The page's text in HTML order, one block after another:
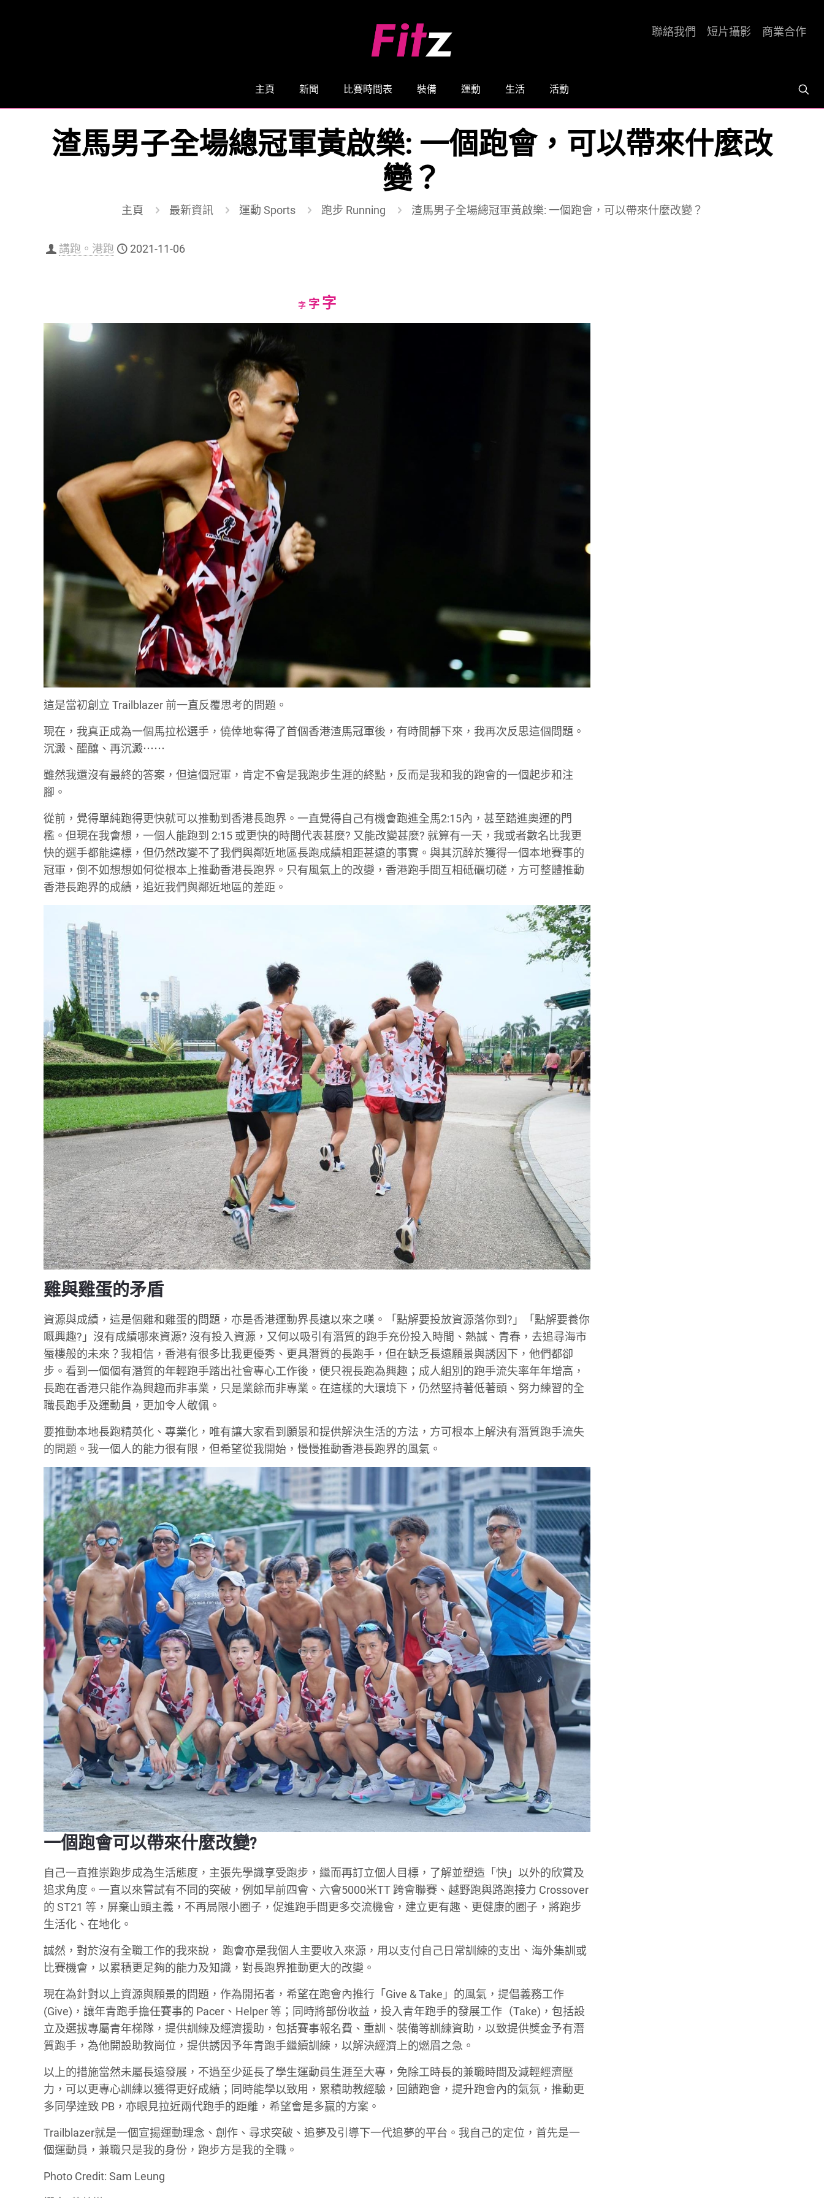
主頁 新聞 比賽時間表 裝備 運動 生活 活動
聯絡我們 短片攝影 商業合作
渣馬男子全場總冠軍黃啟樂: 一個跑會，可以帶來什麼改
變？
主頁 最新資訊 運動 Sports 跑步 Running 渣馬男子全場總冠軍黃啟樂: 一個跑會，可以帶來什麼改變？
講跑。港跑 2021-11-06
字Decrease
字Reset
字Increase
font
這是當初創立 Trailblazer 前一直反覆思考的問題。
現在，我真正成為一個馬拉松選手，僥倖地奪得了首個香港渣馬冠軍後，有時間靜下來，我再次反思這個問題。
沉澱、醞釀、再沉澱⋯⋯
雖然我還沒有最終的答案，但這個冠軍，肯定不會是我跑步生涯的終點，反而是我和我的跑會的一個起步和注
腳。
從前，覺得單純跑得更快就可以推動到香港長跑界。一直覺得自己有機會跑進全馬2:15內，甚至踏進奧運的門
檻。但現在我會想，一個人能跑到 2:15 或更快的時間代表甚麼? 又能改變甚麼? 就算有一天，我或者數名比我更
快的選手都能達標，但仍然改變不了我們與鄰近地區長跑成績相距甚遠的事實。與其沉醉於獲得一個本地賽事的
冠軍，倒不如想想如何從根本上推動香港長跑界。只有風氣上的改變，香港跑手間互相砥礪切磋，方可整體推動
香港長跑界的成績，追近我們與鄰近地區的差距。
雞與雞蛋的矛盾
資源與成績，這是個雞和雞蛋的問題，亦是香港運動界長遠以來之嘆。「點解要投放資源落你到?」「點解要養你
嘅興趣?」沒有成績哪來資源? 沒有投入資源，又何以吸引有潛質的跑手充份投入時間、熱誠、青春，去追尋海市
蜃樓般的未來？我相信，香港有很多比我更優秀、更具潛質的長跑手，但在缺乏長遠願景與誘因下，他們都卻
步。看到一個個有潛質的年輕跑手踏出社會專心工作後，便只視長跑為興趣；成人組別的跑手流失率年年增高，
長跑在香港只能作為興趣而非事業，只是業餘而非專業。在這樣的大環境下，仍然堅持著低著頭、努力練習的全
職長跑手及運動員，更加令人敬佩。
要推動本地長跑精英化、專業化，唯有讓大家看到願景和提供解決生活的方法，方可根本上解決有潛質跑手流失
的問題。我一個人的能力很有限，但希望從我開始，慢慢推動香港長跑界的風氣。
一個跑會可以帶來什麼改變?
自己一直推崇跑步成為生活態度，主張先學識享受跑步，繼而再訂立個人目標，了解並塑造「快」以外的欣賞及
追求角度。一直以來嘗試有不同的突破，例如早前四會、六會5000米TT 跨會聯賽、越野跑與路跑接力 Crossover
的 ST21 等，屏棄山頭主義，不再局限小圈子，促進跑手間更多交流機會，建立更有趣、更健康的圈子，將跑步
生活化、在地化。
誠然，對於沒有全職工作的我來說， 跑會亦是我個人主要收入來源，用以支付自己日常訓練的支出、海外集訓或
比賽機會，以累積更足夠的能力及知識，對長跑界推動更大的改變。
現在為針對以上資源與願景的問題，作為開拓者，希望在跑會內推行「Give & Take」的風氣，提倡義務工作
(Give)，讓年青跑手擔任賽事的 Pacer、Helper 等；同時將部份收益，投入青年跑手的發展工作（Take)，包括設
立及選拔專屬青年梯隊，提供訓練及經濟援助，包括賽事報名費、重訓、裝備等訓練資助，以致提供獎金予有潛
質跑手，為他開設助教崗位，提供誘因予年青跑手繼續訓練，以解決經濟上的燃眉之急。
以上的措施當然未屬長遠發展，不過至少延長了學生運動員生涯至大專，免除工時長的兼職時間及減輕經濟壓
力，可以更專心訓練以獲得更好成績；同時能學以致用，累積助教經驗，回饋跑會，提升跑會內的氣氛，推動更
多同學達致 PB，亦眼見拉近兩代跑手的距離，希望會是多贏的方案。
Trailblazer就是一個宣揚運動理念、創作、尋求突破、追夢及引導下一代追夢的平台。我自己的定位，首先是一
個運動員，兼職只是我的身份，跑步方是我的全職。
Photo Credit: Sam Leung